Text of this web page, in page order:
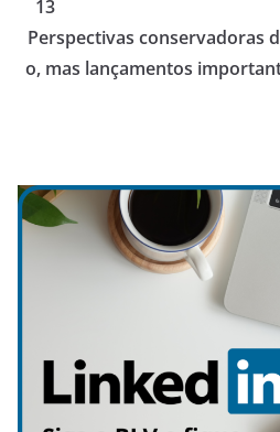
13
Perspectivas conservadoras
o, mas lançamentos